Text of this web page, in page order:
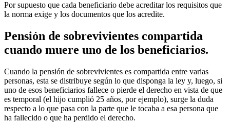
Por supuesto que cada beneficiario debe acreditar los requisitos que
la norma exige y los documentos que los acredite.
Pensión de sobrevivientes compartida
cuando muere uno de los beneficiarios.
Cuando la pensión de sobrevivientes es compartida entre varias
personas, esta se distribuye según lo que disponga la ley y, luego, si
uno de esos beneficiarios fallece o pierde el derecho en vista de que
es temporal (el hijo cumplió 25 años, por ejemplo), surge la duda
respecto a lo que pasa con la parte que le tocaba a esa persona que
ha fallecido o que ha perdido el derecho.